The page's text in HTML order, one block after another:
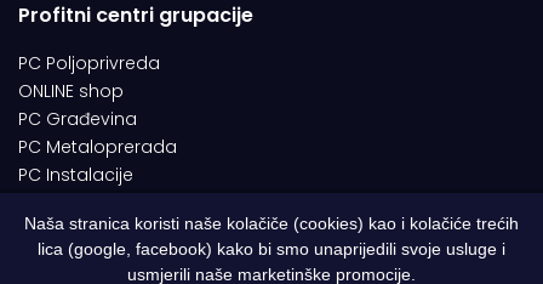
Profitni centri grupacije
PC Poljoprivreda
ONLINE shop
PC Građevina
PC Metaloprerada
PC Instalacije
© 1994-2026 | ITC d.o.o. Zenica. Sva prava pridržana | Designed by
Naša stranica koristi naše kolačiče (cookies) kao i kolačiće trećih
lica (google, facebook) kako bi smo unaprijedili svoje usluge i
usmjerili naše marketinške promocije.